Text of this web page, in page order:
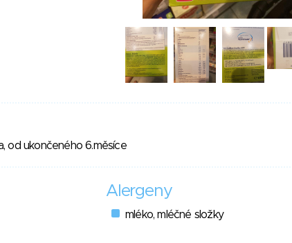
od ukončeného 6.měsíce
Alergeny
mléko, mléčné složky